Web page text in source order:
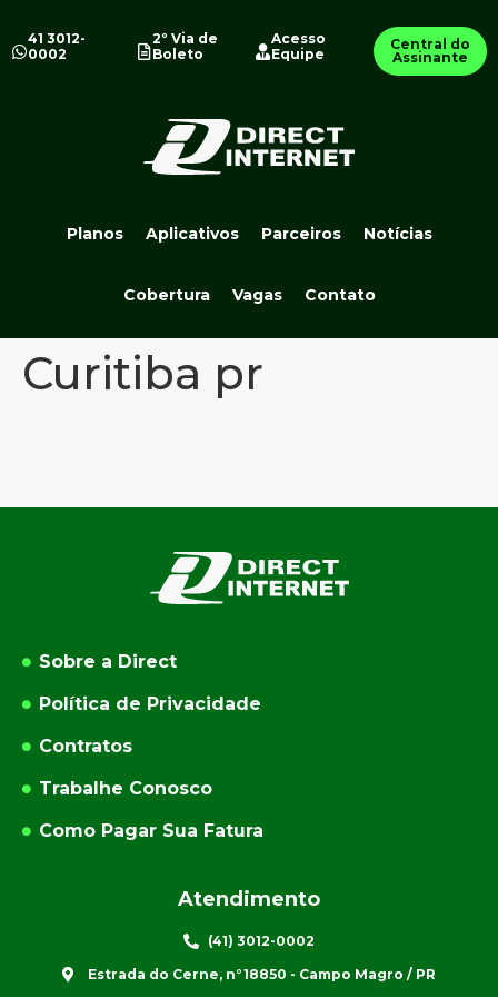
41 3012-
0002
2º Via de
Boleto
Acesso
Equipe
Central do
Assinante
Planos Aplicativos Parceiros Notícias
Cobertura Vagas Contato
Curitiba pr
Sobre a Direct
Política de Privacidade
Contratos
Trabalhe Conosco
Como Pagar Sua Fatura
Atendimento
(41) 3012-0002
Estrada do Cerne, n°18850 - Campo Magro / PR